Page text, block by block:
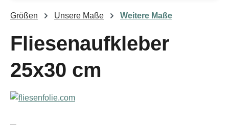
Größen Unsere Maße Weitere Maße
Fliesenaufkleber
25x30 cm